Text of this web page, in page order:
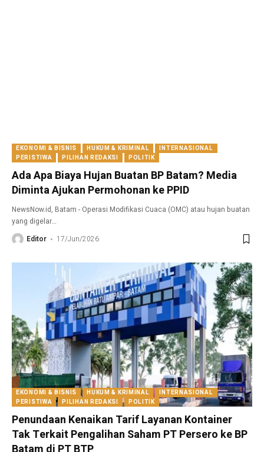
EKONOMI & BISNIS HUKUM & KRIMINAL
INTERNASIONAL
PERISTIWA
PILIHAN REDAKSI POLITIK
Ada Apa Biaya Hujan Buatan BP Batam? Media
Diminta Ajukan Permohonan ke PPID
NewsNow.id, Batam - Operasi Modifikasi Cuaca (OMC) atau hujan buatan
yang digelar…
Editor
17/Jun/2026
EKONOMI & BISNIS HUKUM & KRIMINAL
INTERNASIONAL
PERISTIWA
PILIHAN REDAKSI POLITIK
Penundaan Kenaikan Tarif Layanan Kontainer
Tak Terkait Pengalihan Saham PT Persero ke BP